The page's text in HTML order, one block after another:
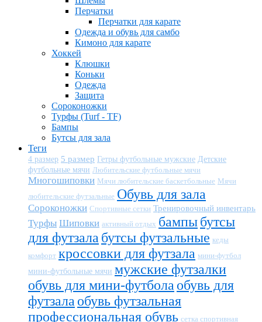
Перчатки
Перчатки для карате
Одежда и обувь для самбо
Кимоно для карате
Хоккей
Клюшки
Коньки
Одежда
Защита
Сороконожки
Турфы (Turf - TF)
Бампы
Бутсы для зала
Теги
4 размер 5 размер Гетры футбольные мужские Детские
футбольные мячи Любительские футбольные мячи
Многошиповки Мячи любительские баскетбольные Мячи
любительские футзальные Обувь для зала
Сороконожки Спортивные сетки Тренировочный инвентарь
Турфы Шиповки активный отдых бампыбутсы
для футзала бутсы футзальные кеды
комфорт кроссовки для футзала мини-футбол
мини-футбольные мячи мужские футзалки
обувь для мини-футбола обувь для
футзала обувь футзальная
профессиональная обувь сетка спортивная